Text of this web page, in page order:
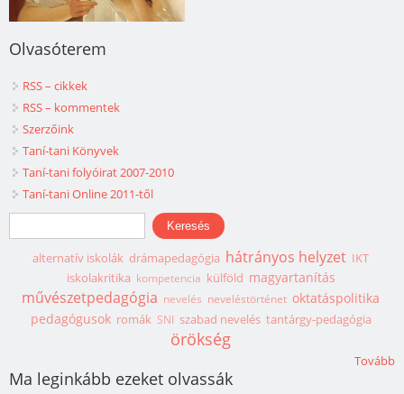
Olvasóterem
RSS – cikkek
RSS – kommentek
Szerzőink
Taní-tani Könyvek
Taní-tani folyóirat 2007-2010
Taní-tani Online 2011-től
Keresés űrlap
Keresés
alternatív iskolák drámapedagógia hátrányos helyzet IKT
iskolakritika kompetencia külföld magyartanítás
művészetpedagógia nevelés neveléstörténet oktatáspolitika
pedagógusok romák SNI szabad nevelés tantárgy-pedagógia
örökség
Tovább
Ma leginkább ezeket olvassák